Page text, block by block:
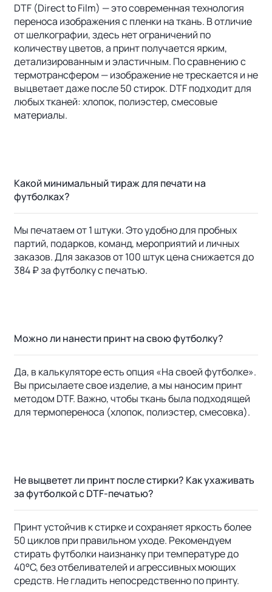
DTF (Direct to Film) — это современная технология
переноса изображения с пленки на ткань. В отличие
от шелкографии, здесь нет ограничений по
количеству цветов, а принт получается ярким,
детализированным и эластичным. По сравнению с
термотрансфером — изображение не трескается и не
выцветает даже после 50 стирок. DTF подходит для
любых тканей: хлопок, полиэстер, смесовые
материалы.
Какой минимальный тираж для печати на
футболках?
Мы печатаем от 1 штуки. Это удобно для пробных
партий, подарков, команд, мероприятий и личных
заказов. Для заказов от 100 штук цена снижается до
384 ₽ за футболку с печатью.
Можно ли нанести принт на свою футболку?
Да, в калькуляторе есть опция «На своей футболке».
Вы присылаете свое изделие, а мы наносим принт
методом DTF. Важно, чтобы ткань была подходящей
для термопереноса (хлопок, полиэстер, смесовка).
Не выцветет ли принт после стирки? Как ухаживать
за футболкой с DTF-печатью?
Принт устойчив к стирке и сохраняет яркость более
50 циклов при правильном уходе. Рекомендуем
стирать футболки наизнанку при температуре до
40°C, без отбеливателей и агрессивных моющих
средств. Не гладить непосредственно по принту.